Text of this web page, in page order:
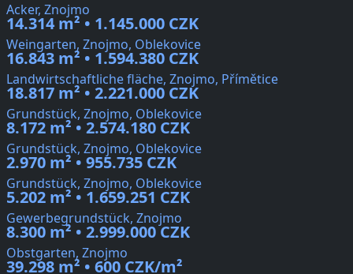
Acker, Znojmo
14.314 m² • 1.145.000 CZK
Weingarten, Znojmo, Oblekovice
16.843 m² • 1.594.380 CZK
Landwirtschaftliche fläche, Znojmo, Přímětice
18.817 m² • 2.221.000 CZK
Grundstück, Znojmo, Oblekovice
8.172 m² • 2.574.180 CZK
Grundstück, Znojmo, Oblekovice
2.970 m² • 955.735 CZK
Grundstück, Znojmo, Oblekovice
5.202 m² • 1.659.251 CZK
Gewerbegrundstück, Znojmo
8.300 m² • 2.999.000 CZK
Obstgarten, Znojmo
39.298 m² • 600 CZK/m²